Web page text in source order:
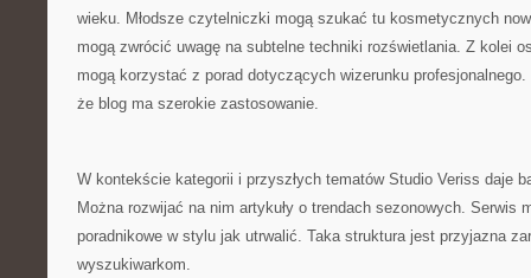
wieku. Młodsze czytelniczki mogą szukać tu kosmetycznych
mogą zwrócić uwagę na subtelne techniki rozświetlania. Z kolei
mogą korzystać z porad dotyczących wizerunku
że blog ma szerokie zastosowanie.
W kontekście kategorii i przyszłych tematów Studio Veriss daje
Można rozwijać na nim artykuły o trendach sezonowych. Serwis
poradnikowe w stylu jak utrwalić. Taka struktura jest przyjazna
wyszukiwarkom.